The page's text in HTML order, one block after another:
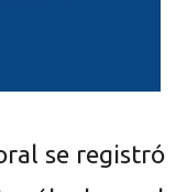
se registró